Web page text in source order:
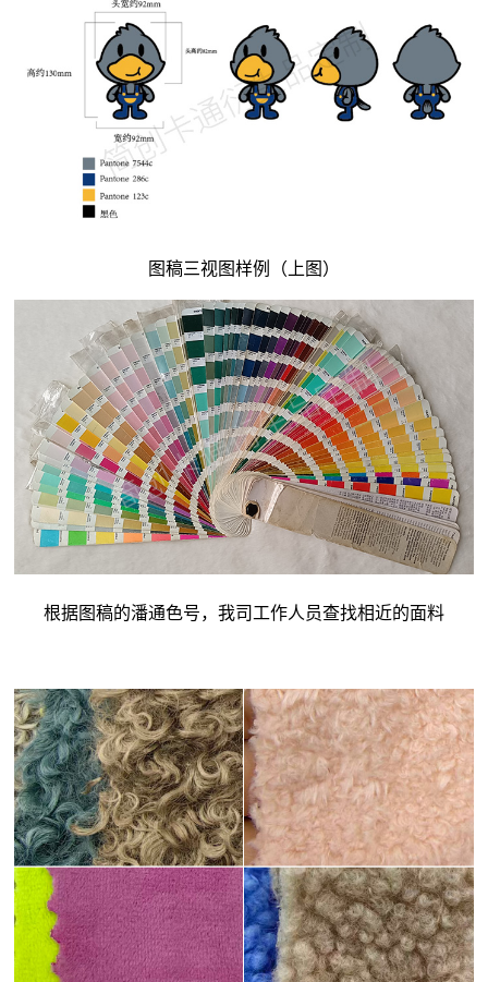
图稿三视图样例（上图）
根据图稿的潘通色号，我司工作人员查找相近的面料